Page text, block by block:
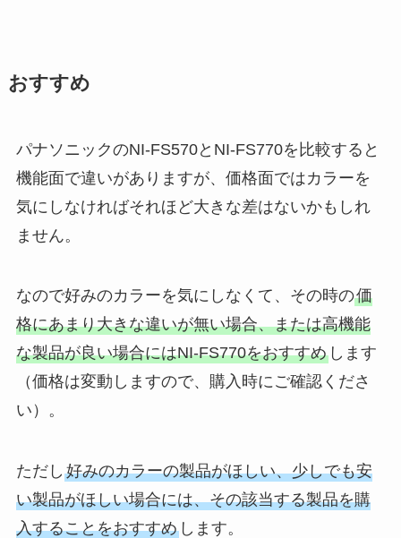
おすすめ
パナソニックのNI-FS570とNI-FS770を比較すると
機能面で違いがありますが、価格面ではカラーを
気にしなければそれほど大きな差はないかもしれ
ません。
なので好みのカラーを気にしなくて、その時の価
格にあまり大きな違いが無い場合、または高機能
な製品が良い場合にはNI-FS770をおすすめします
（価格は変動しますので、購入時にご確認くださ
い）。
ただし 好みのカラーの製品がほしい、少しでも安
い製品がほしい場合には、その該当する製品を購
入することをおすすめします。